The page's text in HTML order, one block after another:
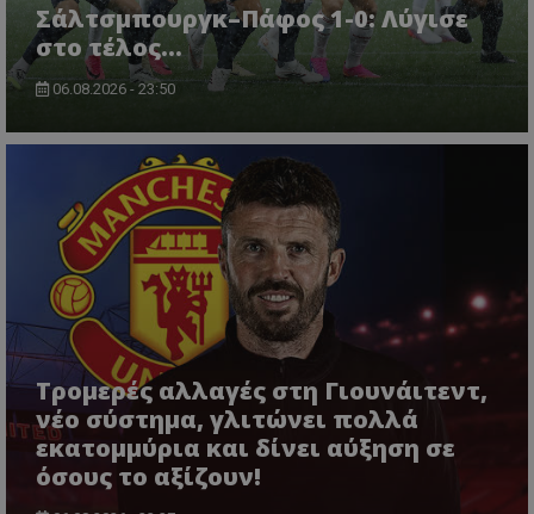
Σάλτσμπουργκ–Πάφος 1-0: Λύγισε
στο τέλος...
06.08.2026 - 23:50
Τρομερές αλλαγές στη Γιουνάιτεντ,
νέο σύστημα, γλιτώνει πολλά
εκατομμύρια και δίνει αύξηση σε
όσους το αξίζουν!